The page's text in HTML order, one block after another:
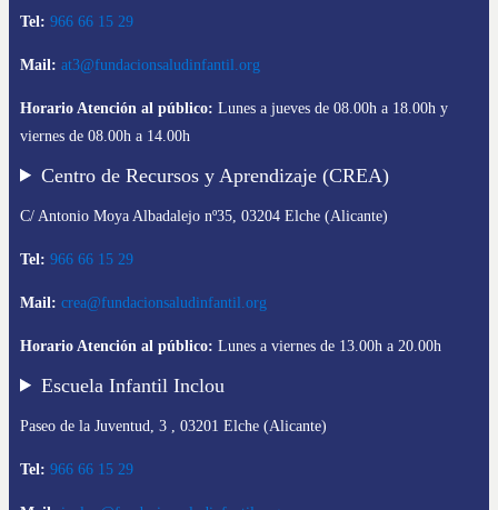
Tel: 966 66 15 29
Mail: at3@fundacionsaludinfantil.org
Horario Atención al público: Lunes a jueves de 08.00h a 18.00h y
viernes de 08.00h a 14.00h
Centro de Recursos y Aprendizaje (CREA)
C/ Antonio Moya Albadalejo nº35, 03204 Elche (Alicante)
Tel: 966 66 15 29
Mail: crea@fundacionsaludinfantil.org
Horario Atención al público: Lunes a viernes de 13.00h a 20.00h
Escuela Infantil Inclou
Paseo de la Juventud, 3 , 03201 Elche (Alicante)
Tel: 966 66 15 29